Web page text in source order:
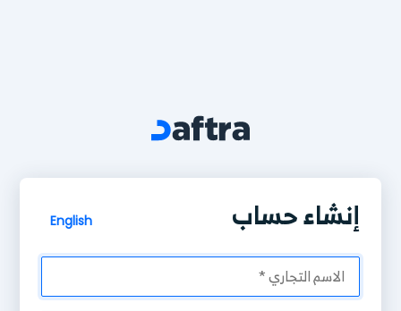
إنشاء حساب English